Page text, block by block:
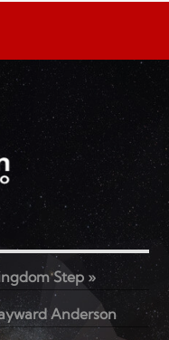
Step »
Anderson